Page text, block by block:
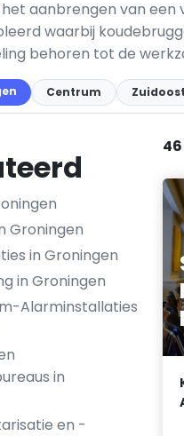
aanbrengen van
waarbij
behoren tot de
Centrum Zuidoost
Groningen
in Groningen
in Groningen
Alarminstallaties
in
en -
46